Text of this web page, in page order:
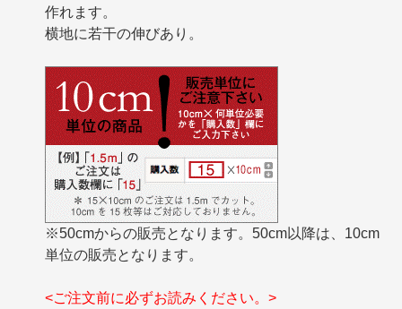
作れます。
横地に若干の伸びあり。
※50cmからの販売となります。50cm以降は、10cm
単位の販売となります。
<ご注文前に必ずお読みください。>